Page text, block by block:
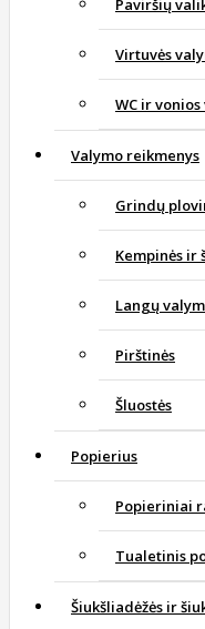
Paviršių
Virtuvės
WC ir
Valymo reikmenys
Grindų
Kempinės ir
Langų
Pirštinės
Šluostės
Popierius
Popieriniai
Tualetinis
Šiukšliadėžės ir